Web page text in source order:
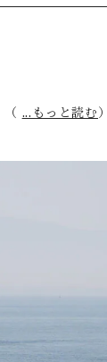
（ ...もっと読む）